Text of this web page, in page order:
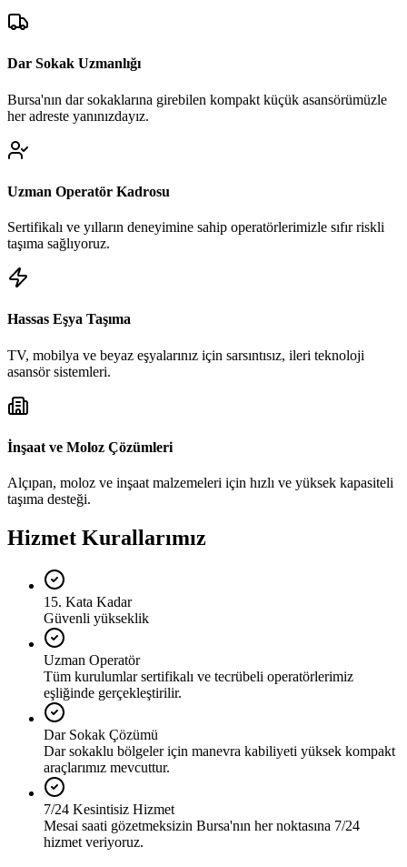
Dar Sokak Uzmanlığı
Bursa'nın dar sokaklarına girebilen kompakt küçük asansörümüzle
her adreste yanınızdayız.
Uzman Operatör Kadrosu
Sertifikalı ve yılların deneyimine sahip operatörlerimizle sıfır riskli
taşıma sağlıyoruz.
Hassas Eşya Taşıma
TV, mobilya ve beyaz eşyalarınız için sarsıntısız, ileri teknoloji
asansör sistemleri.
İnşaat ve Moloz Çözümleri
Alçıpan, moloz ve inşaat malzemeleri için hızlı ve yüksek kapasiteli
taşıma desteği.
Hizmet Kurallarımız
15. Kata Kadar
Güvenli yükseklik
Uzman Operatör
Tüm kurulumlar sertifikalı ve tecrübeli operatörlerimiz
eşliğinde gerçekleştirilir.
Dar Sokak Çözümü
Dar sokaklu bölgeler için manevra kabiliyeti yüksek kompakt
araçlarımız mevcuttur.
7/24 Kesintisiz Hizmet
Mesai saati gözetmeksizin Bursa'nın her noktasına 7/24
hizmet veriyoruz.